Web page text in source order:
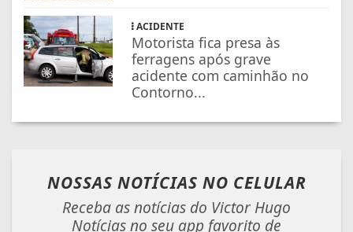
ACIDENTE
Motorista fica presa às
ferragens após grave
acidente com caminhão no
Contorno...
NOSSAS NOTÍCIAS NO CELULAR
Receba as notícias do Victor Hugo
Notícias no seu app favorito de